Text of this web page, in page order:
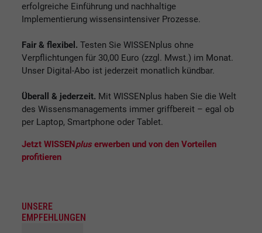
erfolgreiche Einführung und nachhaltige
Implementierung wissensintensiver Prozesse.
Fair & flexibel. Testen Sie WISSENplus ohne
Verpflichtungen für 30,00 Euro (zzgl. Mwst.) im Monat.
Unser Digital-Abo ist jederzeit monatlich kündbar.
Überall & jederzeit. Mit WISSENplus haben Sie die Welt
des Wissensmanagements immer griffbereit – egal ob
per Laptop, Smartphone oder Tablet.
Jetzt WISSEN plus erwerben und von den Vorteilen
profitieren
UNSERE
EMPFEHLUNGEN